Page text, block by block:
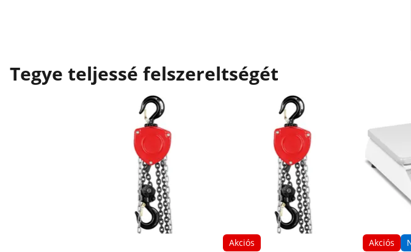
Tegye teljessé felszereltségét
Akciós Akciós